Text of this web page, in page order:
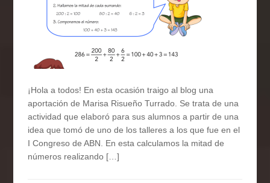
¡Hola a todos! En esta ocasión traigo al blog una
aportación de Marisa Risueño Turrado. Se trata de una
actividad que elaboró para sus alumnos a partir de una
idea que tomó de uno de los talleres a los que fue en el
I Congreso de ABN. En esta calculamos la mitad de
números realizando […]